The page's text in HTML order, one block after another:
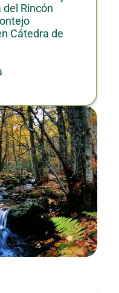
del Rincón
Cátedra de